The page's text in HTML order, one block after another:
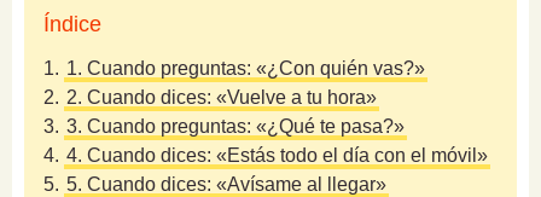
Índice
1. 1. Cuando preguntas: «¿Con quién vas?»
2. 2. Cuando dices: «Vuelve a tu hora»
3. 3. Cuando preguntas: «¿Qué te pasa?»
4. 4. Cuando dices: «Estás todo el día con el móvil»
5. 5. Cuando dices: «Avísame al llegar»